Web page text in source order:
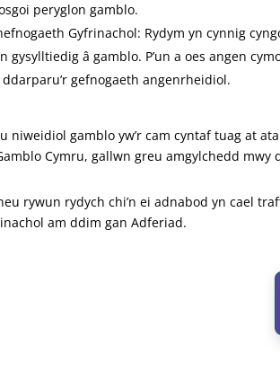
peryglon gamblo.
Gyfrinachol: Rydym yn cynnig
gysylltiedig â gamblo. P’un a oes angen
gefnogaeth angenrheidiol.
niweidiol gamblo yw’r cam cyntaf tuag at
Cymru, gallwn greu amgylchedd
rywun rydych chi’n ei adnabod yn cael
am ddim gan Adferiad.